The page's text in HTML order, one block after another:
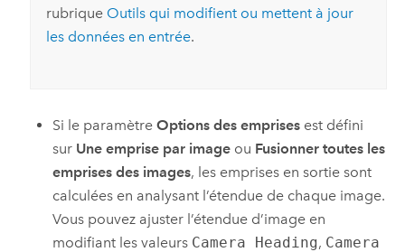
rubrique Outils qui modifient ou mettent à jour
les données en entrée.
Si le paramètreOptions des emprises est défini
sur Une emprise par image ou Fusionner toutes les
emprises des images, les emprises en sortie sont
calculées en analysant l’étendue de chaque image.
Vous pouvez ajuster l’étendue d’image en
modifiant les valeurs Camera Heading, Camera